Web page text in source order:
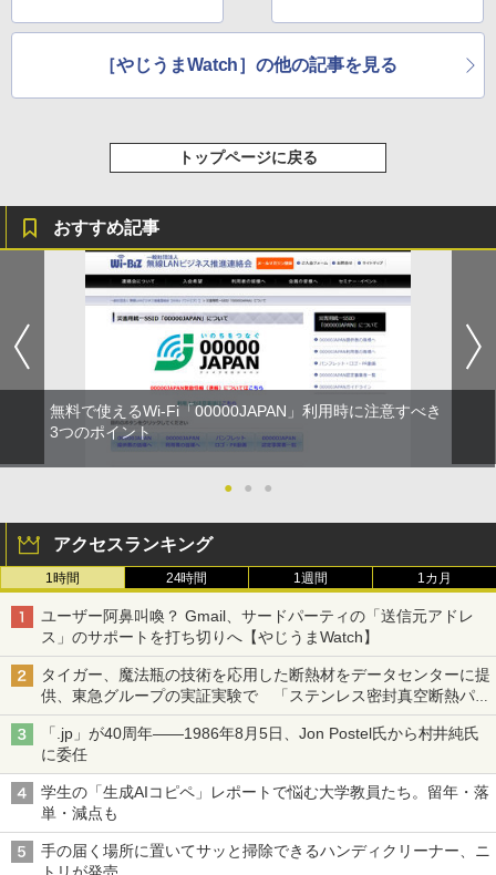
［やじうまWatch］の他の記事を見る
トップページに戻る
おすすめ記事
無料で使えるWi-Fi「00000JAPAN」利用時に注意すべき
3つのポイント
● ● ●
アクセスランキング
1時間 24時間 1週間 1カ月
ユーザー阿鼻叫喚？ Gmail、サードパーティの「送信元アドレ
ス」のサポートを打ち切りへ【やじうまWatch】
タイガー、魔法瓶の技術を応用した断熱材をデータセンターに提
供、東急グループの実証実験で 「ステンレス密封真空断熱パネ
ル TIVIP」
「.jp」が40周年――1986年8月5日、Jon Postel氏から村井純氏
に委任
学生の「生成AIコピペ」レポートで悩む大学教員たち。留年・落
単・減点も
手の届く場所に置いてサッと掃除できるハンディクリーナー、ニ